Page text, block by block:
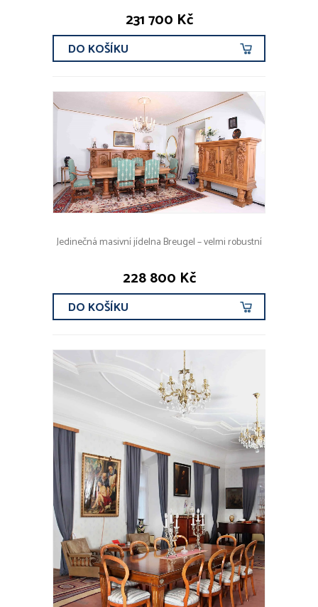
231 700 Kč
DO KOŠÍKU
Jedinečná masivní jídelna Breugel – velmi robustní
228 800 Kč
DO KOŠÍKU